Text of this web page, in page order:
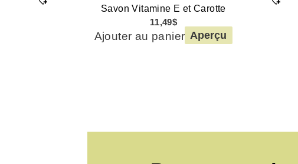
Savon Vitamine E et Carotte
11,49$
Ajouter au panier Aperçu